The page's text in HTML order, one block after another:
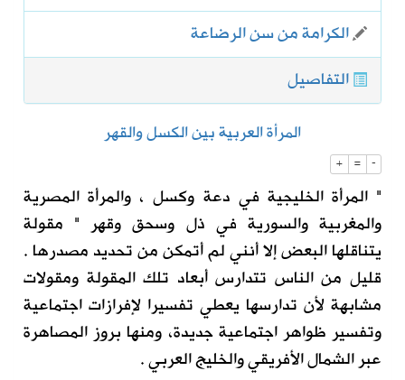
الكرامة من سن الرضاعة
التفاصيل
المرأة العربية بين الكسل والقهر
+ = -
" المرأة الخليجية في دعة وكسل ، والمرأة المصرية
والمغربية والسورية في ذل وسحق وقهر " مقولة
يتناقلها البعض إلا أنني لم أتمكن من تحديد مصدرها .
قليل من الناس تتدارس أبعاد تلك المقولة ومقولات
مشابهة لأن تدارسها يعطي تفسيرا لإفرازات اجتماعية
وتفسير ظواهر اجتماعية جديدة، ومنها بروز المصاهرة
عبر الشمال الأفريقي والخليج العربي .